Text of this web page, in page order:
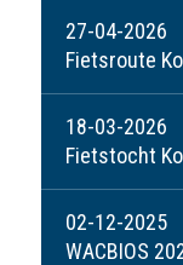
27-04-2026
Fietsroute
18-03-2026
Fietstocht
02-12-2025
WACBIOS